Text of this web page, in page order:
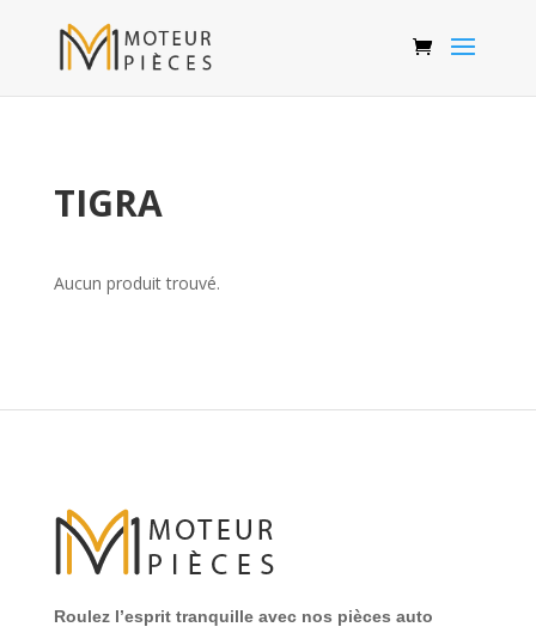
TIGRA
Aucun produit trouvé.
Roulez l’esprit tranquille avec nos pièces auto